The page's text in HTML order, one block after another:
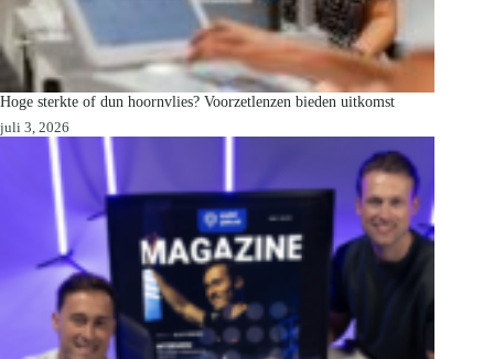
Hoge sterkte of dun hoornvlies? Voorzetlenzen bieden uitkomst
juli 3, 2026